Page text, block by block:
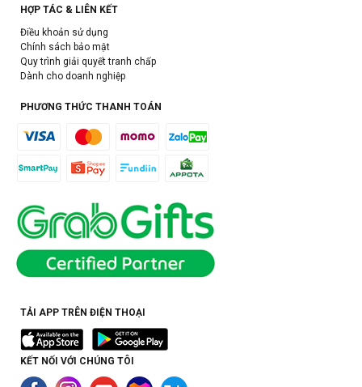
HỢP TÁC & LIÊN KẾT
Điều khoản sử dụng
Chính sách bảo mật
Quy trình giải quyết tranh chấp
Dành cho doanh nghiệp
PHƯƠNG THỨC THANH TOÁN
TẢI APP TRÊN ĐIỆN THOẠI
KẾT NỐI VỚI CHÚNG TÔI